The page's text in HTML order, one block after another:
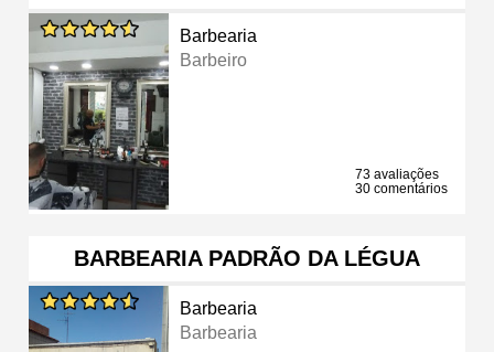
Barbearia
Barbeiro
73 avaliações
30 comentários
BARBEARIA PADRÃO DA LÉGUA
Barbearia
Barbearia